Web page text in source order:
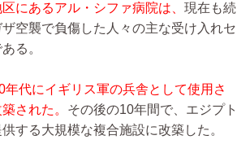
にあるアル・シファ病院は、 現在も続
空襲で負傷した人々の主な受け入れセ
る。
年代にイギリス軍の兵舎として使用さ
された。 その後の10年間で、エジプト
する大規模な複合施設に改築した。